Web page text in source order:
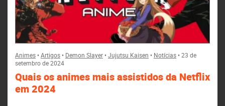
Animes•Artigos• Demon Slayer•Jujutsu Kaisen • Notícias•23 de
setembro de 2024
Quais os animes mais assistidos da Netflix
em 2024